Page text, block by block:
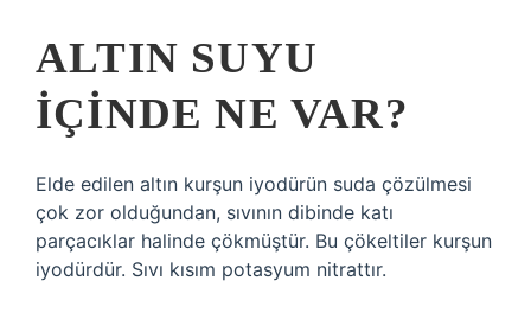
ALTIN SUYU
IÇINDE NE VAR?
Elde edilen altın kurşun iyodürün suda çözülmesi
çok zor olduğundan, sıvının dibinde katı
parçacıklar halinde çökmüştür. Bu çökeltiler kurşun
iyodürdür. Sıvı kısım potasyum nitrattır.